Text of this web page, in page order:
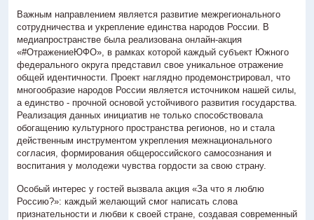
+7 (863) 251-66-09
Важным направлением является развитие межрегионального
сотрудничества и укрепление единства народов России. В
медиапространстве была реализована онлайн-акция
«#ОтражениеЮФО», в рамках которой каждый субъект Южного
федерального округа представил свое уникальное отражение
общей идентичности. Проект наглядно продемонстрировал, что
многообразие народов России является источником нашей силы,
а единство - прочной основой устойчивого развития государства.
Реализация данных инициатив не только способствовала
обогащению культурного пространства регионов, но и стала
действенным инструментом укрепления межнационального
согласия, формирования общероссийского самосознания и
воспитания у молодежи чувства гордости за свою страну.
Особый интерес у гостей вызвала акция «За что я люблю
Россию?»: каждый желающий смог написать слова
признательности и любви к своей стране, создавая современный